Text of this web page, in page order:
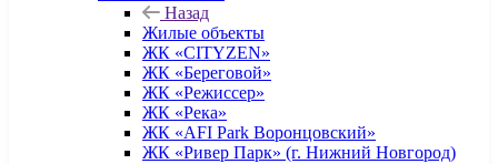
Назад
Жилые объекты
ЖК «CITYZEN»
ЖК «Береговой»
ЖК «Режиссер»
ЖК «Река»
ЖК «AFI Park Воронцовский»
ЖК «Ривер Парк» (г. Нижний Новгород)